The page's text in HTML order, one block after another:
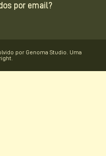
por email?
por Genoma Studio. Uma